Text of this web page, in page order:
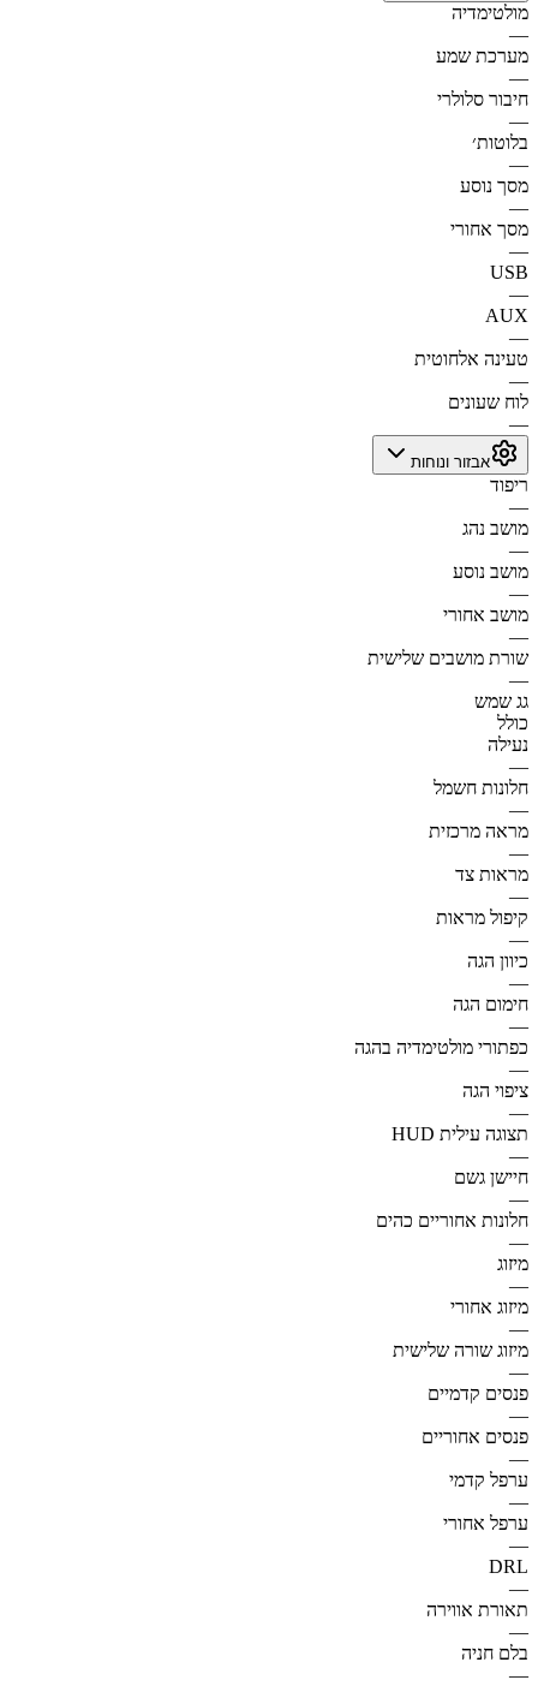
מולטימדיה
—
מערכת שמע
—
חיבור סלולרי
—
בלוטות׳
—
מסך נוסע
—
מסך אחורי
—
USB
—
AUX
—
טעינה אלחוטית
—
לוח שעונים
—
אבזור ונוחות
ריפוד
—
מושב נהג
—
מושב נוסע
—
מושב אחורי
—
שורת מושבים שלישית
—
גג שמש
כולל
נעילה
—
חלונות חשמל
—
מראה מרכזית
—
מראות צד
—
קיפול מראות
—
כיוון הגה
—
חימום הגה
—
כפתורי מולטימדיה בהגה
—
ציפוי הגה
—
תצוגה עילית HUD
—
חיישן גשם
—
חלונות אחוריים כהים
—
מיזוג
—
מיזוג אחורי
—
מיזוג שורה שלישית
—
פנסים קדמיים
—
פנסים אחוריים
—
ערפל קדמי
—
ערפל אחורי
—
DRL
—
תאורת אווירה
—
בלם חניה
—